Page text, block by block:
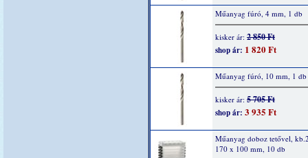
Műanyag fúró, 4 mm, 1 db
kisker ár: 2 850 Ft
shop ár: 1 820 Ft
Műanyag fúró, 10 mm, 1 db
kisker ár: 5 705 Ft
shop ár: 3 935 Ft
Műanyag doboz tetővel,
170 x 100 mm, 10 db